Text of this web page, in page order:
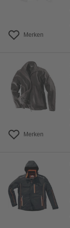
Merken
Merken